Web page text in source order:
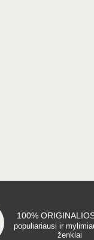
100%
populiariausi ir
ženklai